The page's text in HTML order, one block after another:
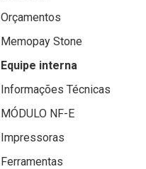
Orçamentos
Memopay Stone
Equipe interna
Informações Técnicas
MÓDULO NF-E
Impressoras
Ferramentas